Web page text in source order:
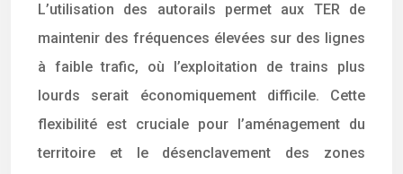
L’utilisation des autorails permet aux TER de
maintenir des fréquences élevées sur des lignes
à faible trafic, où l’exploitation de trains plus
lourds serait économiquement difficile. Cette
flexibilité est cruciale pour l’aménagement du
territoire et le désenclavement des zones